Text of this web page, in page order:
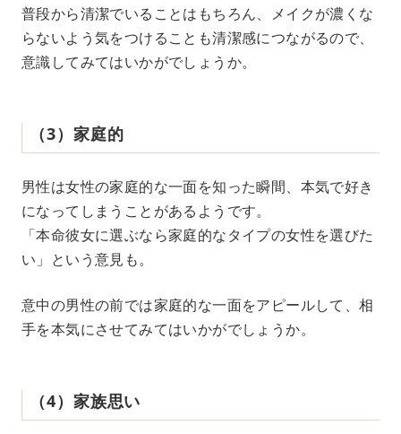
普段から清潔でいることはもちろん、メイクが濃くな
らないよう気をつけることも清潔感につながるので、
意識してみてはいかがでしょうか。
（3）家庭的
男性は女性の家庭的な一面を知った瞬間、本気で好き
になってしまうことがあるようです。
「本命彼女に選ぶなら家庭的なタイプの女性を選びた
い」という意見も。
意中の男性の前では家庭的な一面をアピールして、相
手を本気にさせてみてはいかがでしょうか。
（4）家族思い